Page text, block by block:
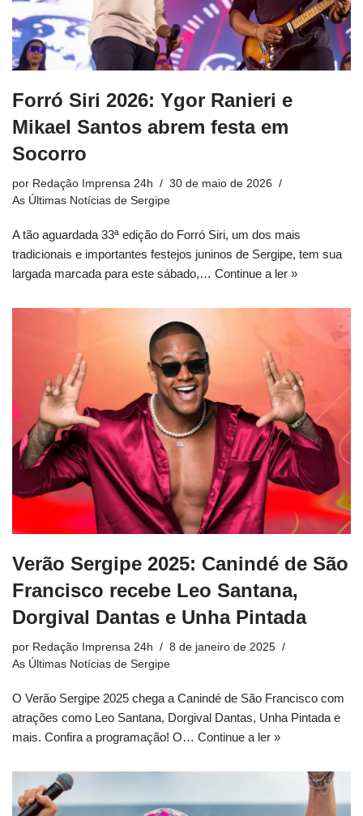
Forró Siri 2026: Ygor Ranieri e
Mikael Santos abrem festa em
Socorro
por Redação Imprensa 24h
30 de maio de 2026
As Últimas Notícias de Sergipe
A tão aguardada 33ª edição do Forró Siri, um dos mais
tradicionais e importantes festejos juninos de Sergipe, tem sua
largada marcada para este sábado,… Continue a ler »
Verão Sergipe 2025: Canindé de São
Francisco recebe Leo Santana,
Dorgival Dantas e Unha Pintada
por Redação Imprensa 24h
8 de janeiro de 2025
As Últimas Notícias de Sergipe
O Verão Sergipe 2025 chega a Canindé de São Francisco com
atrações como Leo Santana, Dorgival Dantas, Unha Pintada e
mais. Confira a programação! O… Continue a ler »